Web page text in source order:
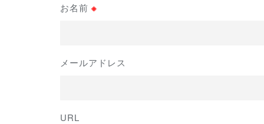
お名前 ※
メールアドレス
URL